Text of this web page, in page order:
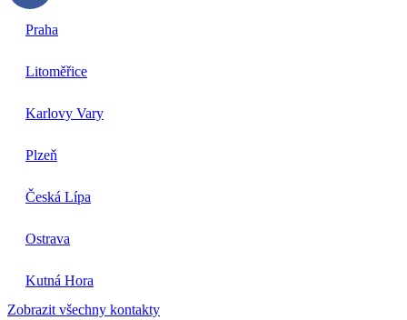
Praha
Litoměřice
Karlovy Vary
Plzeň
Česká Lípa
Ostrava
Kutná Hora
Zobrazit všechny kontakty